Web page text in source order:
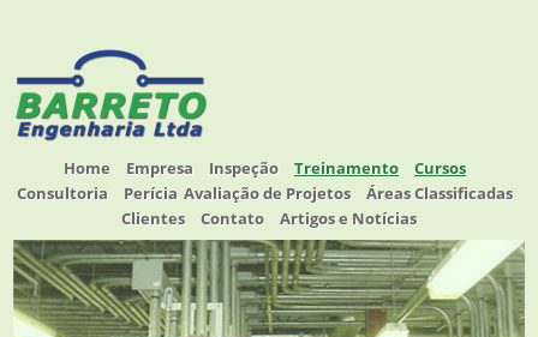
Home Empresa Inspeção Treinamento
Cursos
Consultoria
Perícia Avaliação de Projetos
Áreas Classificadas
Clientes
Contato Artigos e Notícias